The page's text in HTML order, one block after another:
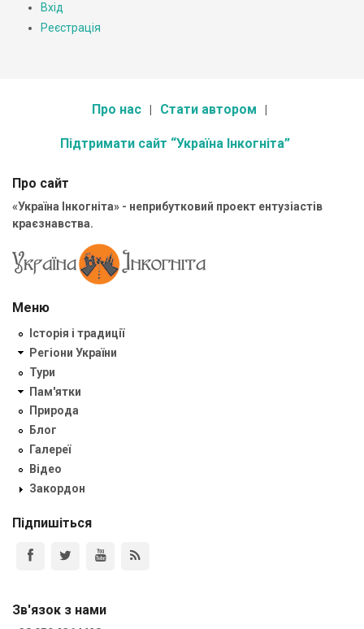
Вхід
Реєстрація
Про нас Стати автором
Підтримати сайт “Україна Інкогніта”
Про сайт
«Україна Інкогніта» - неприбутковий проект ентузіастів
краєзнавства.
Меню
Історія і традиції
Регіони України
Тури
Пам'ятки
Природа
Блог
Галереї
Відео
Закордон
Підпишіться
Зв'язок з нами